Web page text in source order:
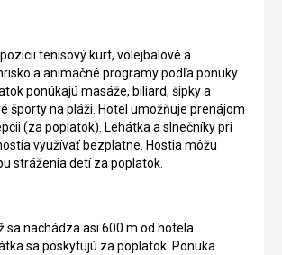
tenisový kurt, volejbalové a
a animačné programy podľa ponuky
ponúkajú masáže, biliard, šipky a
športy na pláži. Hotel umožňuje prenájom
(za poplatok). Lehátka a slnečníky pri
využívať bezplatne. Hostia môžu
stráženia detí za poplatok.
sa nachádza asi 600 m od hotela.
sa poskytujú za poplatok. Ponuka